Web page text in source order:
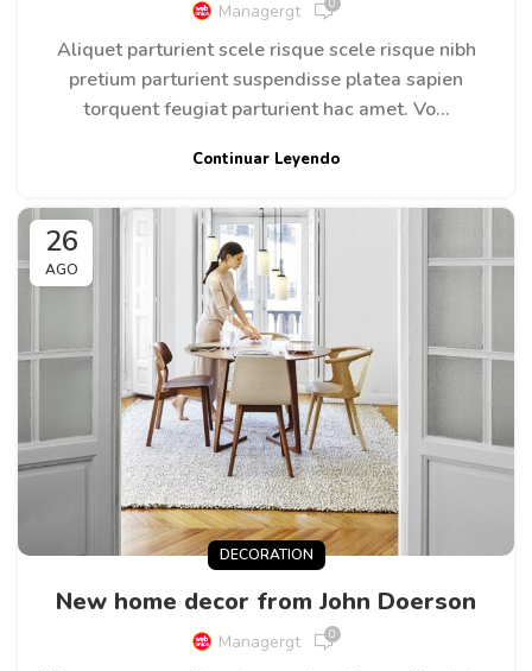
Managergt 0
Aliquet parturient scele risque scele risque nibh
pretium parturient suspendisse platea sapien
torquent feugiat parturient hac amet. Vo...
Continuar Leyendo
26
AGO
DECORATION
New home decor from John Doerson
Managergt 0